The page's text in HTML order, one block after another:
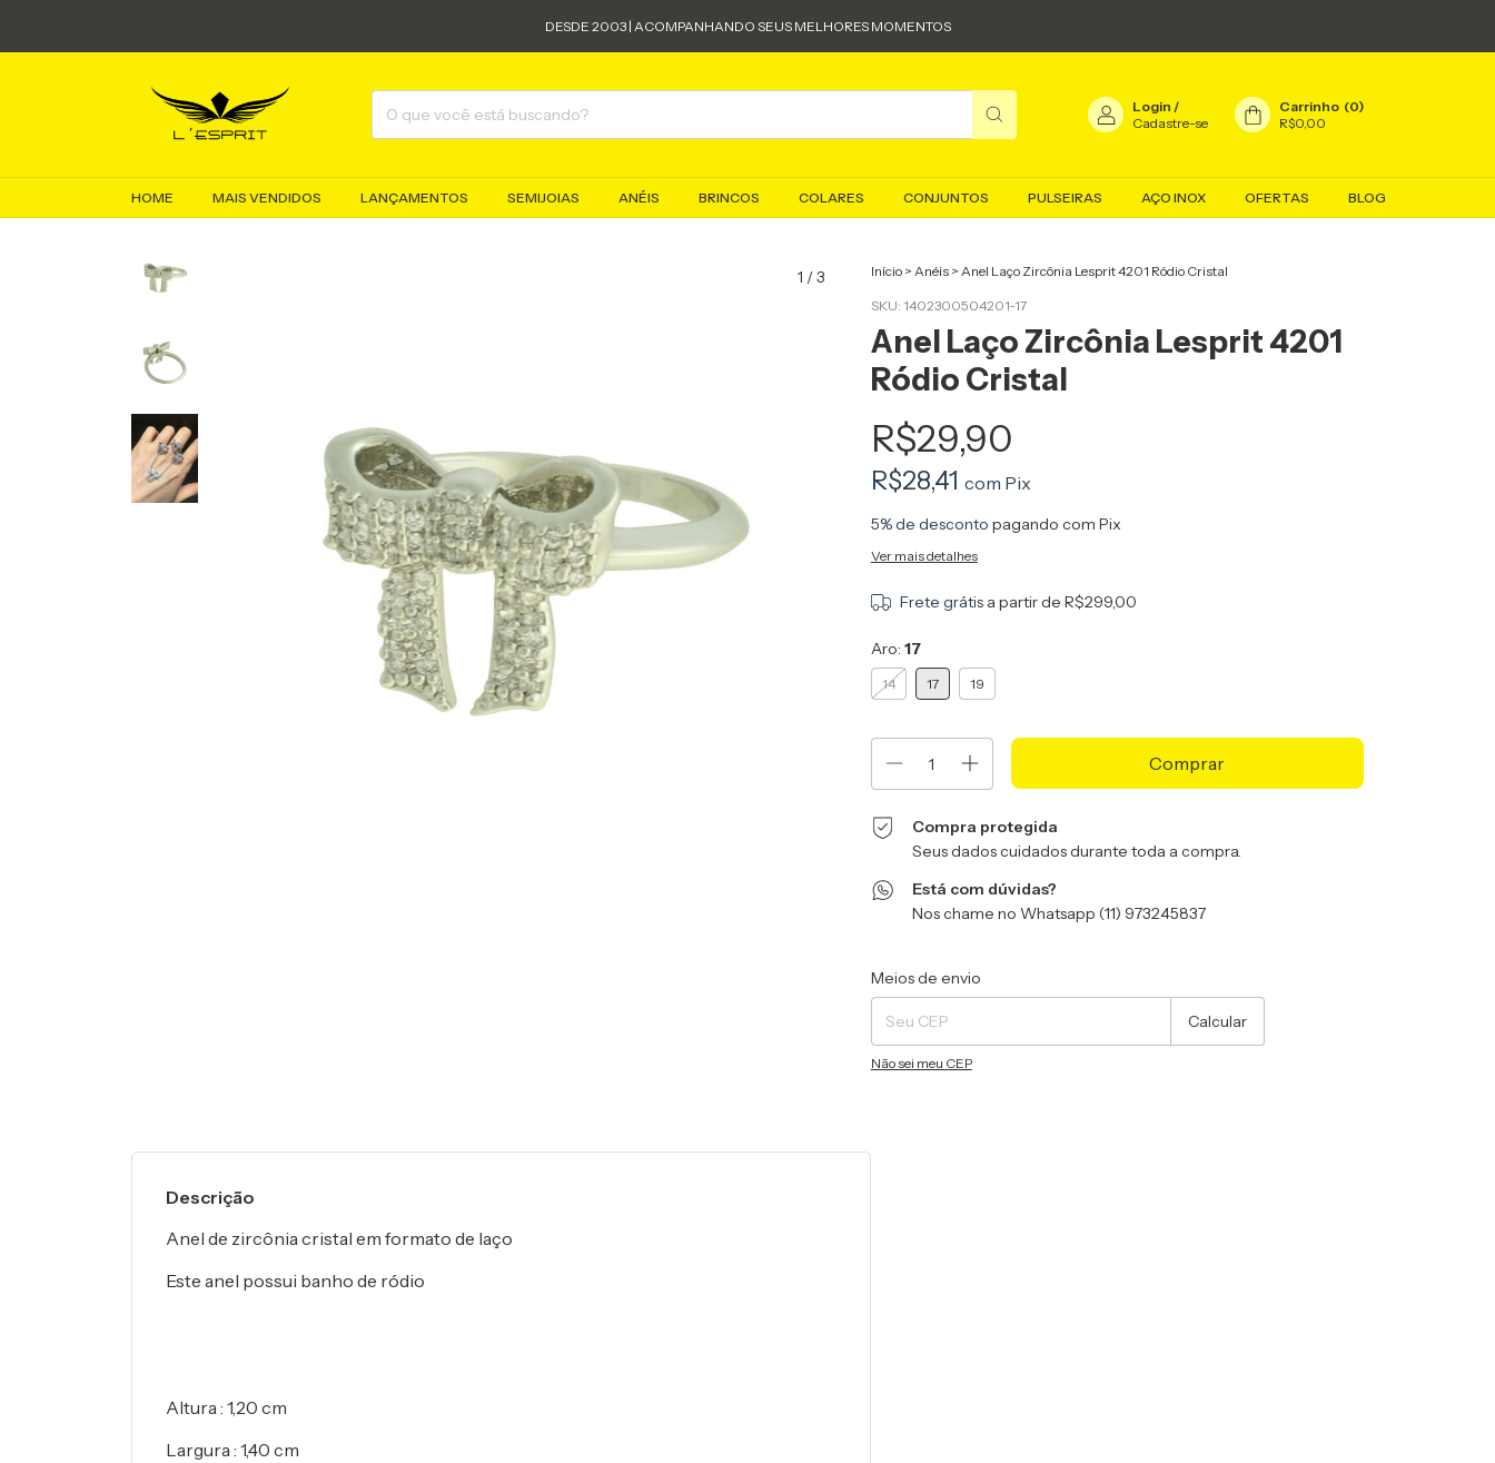
DESDE 2003 | ACOMPANHANDO SEUS MELHORES MOMENTOS
Login /
Cadastre-se
Carrinho (0)
R$0,00
HOME MAIS VENDIDOS LANÇAMENTOS SEMIJOIAS ANÉIS BRINCOS COLARES CONJUNTOS PULSEIRAS AÇO INOX OFERTAS BLOG
1 /3
Descrição
Anel de zircônia cristal em formato de laço
Este anel possui banho de ródio
Altura : 1,20 cm
Largura : 1,40 cm
Início > Anéis > Anel Laço Zircônia Lesprit 4201 Ródio Cristal
SKU: 1402300504201-17
Anel Laço Zircônia Lesprit 4201
Ródio Cristal
R$29,90
R$28,41 com Pix
5% de desconto pagando com Pix
Ver mais detalhes
Frete grátis a partir deR$299,00
Aro: 17
14 17 19
Compra protegida
Seus dados cuidados durante toda a compra.
Está com dúvidas?
Nos chame no Whatsapp (11) 973245837
Entregas para o CEP:
Meios de envio
Calcular
Não sei meu CEP